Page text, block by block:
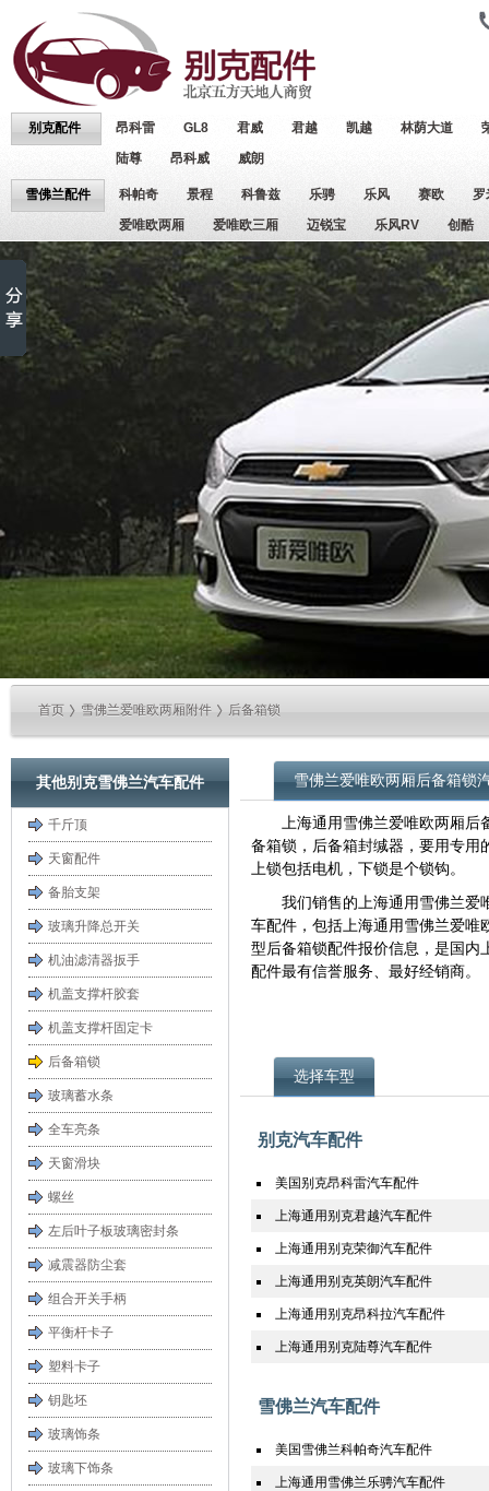
别克配件 昂科雷 GL8 君威 君越 凯越 林荫大道
陆尊
昂科威 威朗
雪佛兰配件 科帕奇 景程 科鲁兹 乐骋 乐风 赛欧
爱唯欧两厢
爱唯欧三厢 迈锐宝 乐风RV 创酷
首页 雪佛兰爱唯欧两厢附件 后备箱锁
其他别克雪佛兰汽车配件
千斤顶
天窗配件
备胎支架
玻璃升降总开关
机油滤清器扳手
机盖支撑杆胶套
机盖支撑杆固定卡
后备箱锁
玻璃蓄水条
全车亮条
天窗滑块
螺丝
左后叶子板玻璃密封条
减震器防尘套
组合开关手柄
平衡杆卡子
塑料卡子
钥匙坯
玻璃饰条
玻璃下饰条
雪佛兰爱唯欧两厢后备箱锁
上海通用雪佛兰爱唯欧两厢
备箱锁，后备箱封缄器，要用专用
上锁包括电机，下锁是个锁钩。
我们销售的上海通用雪佛兰爱
车配件，包括上海通用雪佛兰爱
型后备箱锁配件报价信息，是国内
配件最有信誉服务、最好经销商。
选择车型
别克汽车配件
美国别克昂科雷汽车配件
上海通用别克君越汽车配件
上海通用别克荣御汽车配件
上海通用别克英朗汽车配件
上海通用别克昂科拉汽车配件
上海通用别克陆尊汽车配件
雪佛兰汽车配件
美国雪佛兰科帕奇汽车配件
上海通用雪佛兰乐骋汽车配件